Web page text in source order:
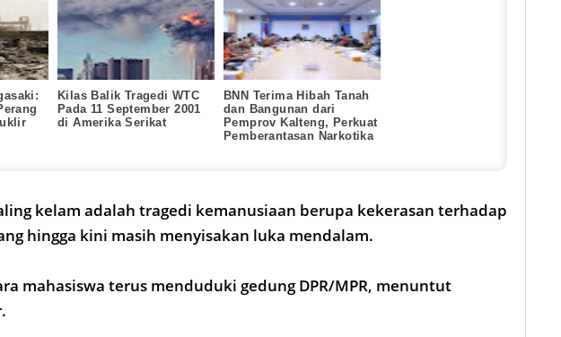
Kilas Balik Tragedi WTC
Pada 11 September 2001
di Amerika Serikat
BNN Terima Hibah Tanah
dan Bangunan dari
Pemprov Kalteng, Perkuat
Pemberantasan Narkotika
kelam adalah tragedi kemanusiaan berupa kekerasan terhadap
hingga kini masih menyisakan luka mendalam.
mahasiswa terus menduduki gedung DPR/MPR, menuntut